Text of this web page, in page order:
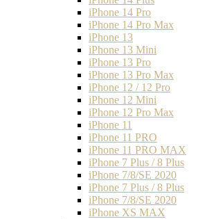
iPhone 14 Pro
iPhone 14 Pro Max
iPhone 13
iPhone 13 Mini
iPhone 13 Pro
iPhone 13 Pro Max
iPhone 12 / 12 Pro
iPhone 12 Mini
iPhone 12 Pro Max
iPhone 11
iPhone 11 PRO
iPhone 11 PRO MAX
iPhone 7 Plus / 8 Plus
iPhone 7/8/SE 2020
iPhone 7 Plus / 8 Plus
iPhone 7/8/SE 2020
iPhone XS MAX